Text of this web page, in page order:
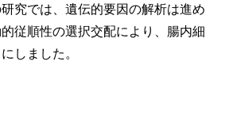
究では、遺伝的要因の解析は進め
従順性の選択交配により、腸内細
しました。